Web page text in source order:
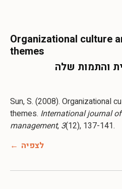
Organizational culture
themes
והתמות שלה
Sun, S. (2008). Organizational
themes. International journal
management, 3(12), 137-141.
לצפיה